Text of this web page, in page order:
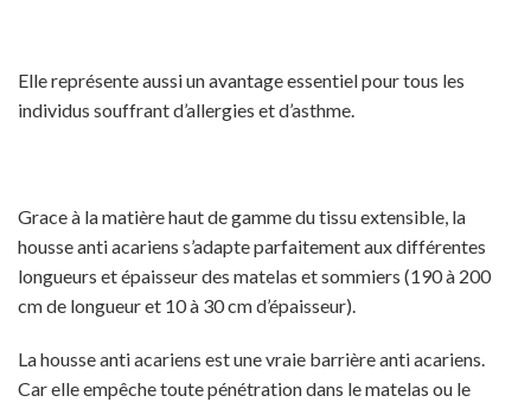
Elle représente aussi un avantage essentiel pour tous les
individus souffrant d’allergies et d’asthme.
Grace à la matière haut de gamme du tissu extensible, la
housse anti acariens s’adapte parfaitement aux différentes
longueurs et épaisseur des matelas et sommiers (190 à 200
cm de longueur et 10 à 30 cm d’épaisseur).
La housse anti acariens est une vraie barrière anti acariens.
Car elle empêche toute pénétration dans le matelas ou le